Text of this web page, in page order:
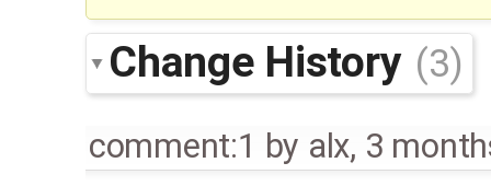
Change History (3)
comment:1 by alx, 3